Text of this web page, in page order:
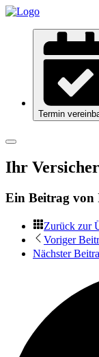
Termin
Ihr
Ein Beitrag von
Zurück zur
Voriger
Nächster